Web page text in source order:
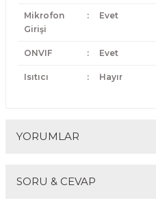
Mikrofon
Girişi
: Evet
ONVIF : Evet
Isıtıcı : Hayır
YORUMLAR
SORU & CEVAP